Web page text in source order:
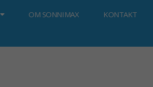
OM SONNIMAX KONTAKT